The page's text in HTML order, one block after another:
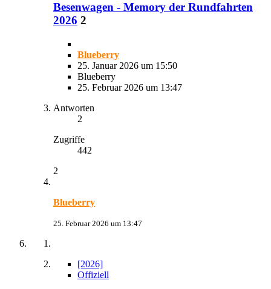
Besenwagen - Memory der Rundfahrten
2026 2
Blueberry
25. Januar 2026 um 15:50
Blueberry
25. Februar 2026 um 13:47
Antworten
2
Zugriffe
442
2
Blueberry
25. Februar 2026 um 13:47
[2026]
Offiziell